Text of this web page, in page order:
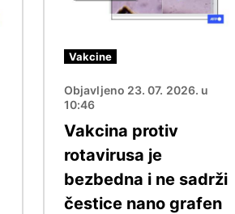
Vakcine
Objavljeno 23. 07. 2026. u
10:46
Vakcina protiv
rotavirusa je
bezbedna i ne sadrži
čestice nano grafen